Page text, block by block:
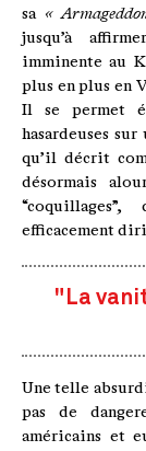
sa «
jusqu’à
imminente au
plus en plus en
Il se permet
hasardeuses
qu’il décrit
désormais
efficacement
"La
Une telle
pas de
américains et